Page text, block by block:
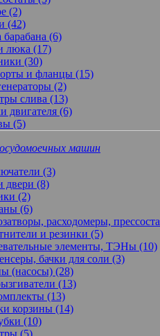
(2)
(42)
барабана (6)
люка (17)
(30)
и фланцы (15)
(2)
слива (13)
двигателя (6)
(5)
машин
(3)
двери (8)
(2)
(6)
расходомеры,
и резинки (5)
элементы, ТЭНы (10)
бачки для соли (3)
(насосы) (28)
(13)
(13)
корзины (14)
(10)
(5)